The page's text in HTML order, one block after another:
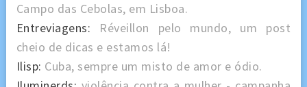
Campo das Cebolas, em Lisboa.
Entreviagens: Réveillon pelo mundo, um post
cheio de dicas e estamos lá!
Ilisp: Cuba, sempre um misto de amor e ódio.